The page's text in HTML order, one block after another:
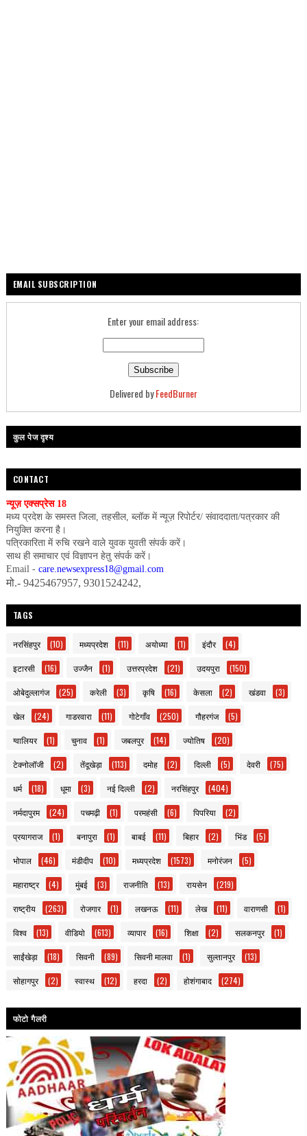
EMAIL SUBSCRIPTION
Enter your email address:
Delivered byFeedBurner
कुल पेज दृश्य
CONTACT
न्यूज़ एक्सप्रेस 18
मध्य प्रदेश के समस्त जिला, तहसील, ब्लॉक में न्यूज़ रिपोर्टर/ संवाददाता/पत्रकार की
नियुक्ति करना है।
पत्रिकारिता में रुचि रखने वाले युवक युवती संपर्क करें।
साथ ही समाचार एवं विज्ञापन हेतु संपर्क करें।
Email - care.newsexpress18@gmail.com
मो.- 9425467957, 9301524242,
TAGS
नरसिंहपुर (10) मध्यप्रदेश (11) अयोध्या (1) इंदौर (4)
इटारसी (16) उज्जैन (1) उत्तरप्रदेश (21) उदयपुरा (150)
ओबेदुल्लागंज (25) करेली (3) कृषि (16) केसला (2) खंडवा (3)
खेल (24) गाडरवारा (11) गोटेगाँव (250) गौहरगंज (5)
ग्वालियर (1) चुनाव (1) जबलपुर (14) ज्योतिष (20)
टेक्नोलॉजी (2) तेंदूखेड़ा (113) दमोह (2) दिल्ली (5) देवरी (75)
धर्म (18) धूमा (3) नई दिल्ली (2) नरसिंहपुर (404)
नर्मदापुरम (24) पचमढ़ी (1) परमहंसी (6) पिपरिया (2)
प्रयागराज (1) बनापुरा (1) बाबई (11) बिहार (2) भिंड (5)
भोपाल (46) मंडीदीप (10) मध्यप्रदेश (1573) मनोरंजन (5)
महाराष्ट्र (4) मुंबई (3) राजनीति (13) रायसेन (219)
राष्ट्रीय (263) रोजगार (1) लखनऊ (11) लेख (11) वाराणसी (1)
विश्व (13) वीडियो (613) व्यापार (16) शिक्षा (2) सलकनपुर (1)
साईंखेड़ा (18) सिवनी (89) सिवनी मालवा (1) सुल्तानपुर (13)
सोहागपुर (2) स्वास्थ (12) हरदा (2) होशंगाबाद (274)
फोटो गैलरी